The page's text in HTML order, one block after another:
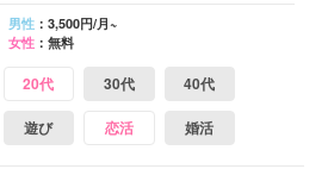
男性：3,500円/月~
女性：無料
20代 30代 40代
遊び 恋活 婚活